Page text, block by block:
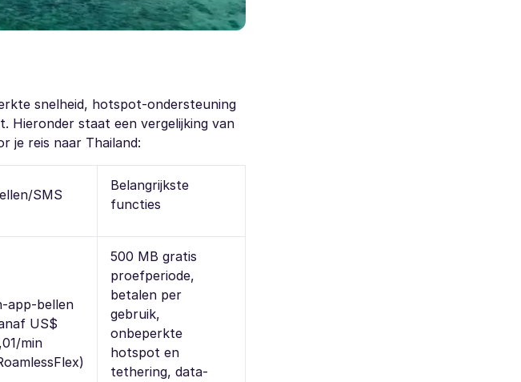
snelheid, hotspot-ondersteuning
Hieronder staat een vergelijking van
je reis naar Thailand:
SMS
Belangrijkste
functies
app-bellen
US$
min
500 MB gratis
proefperiode,
betalen per
gebruik,
onbeperkte
hotspot en
tethering, data-